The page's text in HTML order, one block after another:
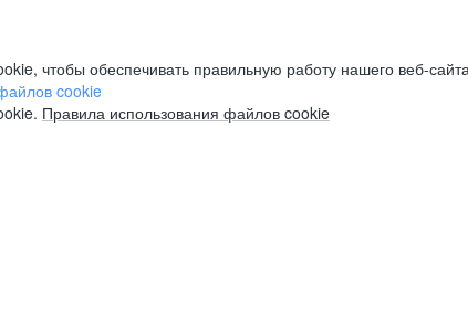
чтобы обеспечивать правильную работу нашего веб-
cookie
Правила использования файлов cookie